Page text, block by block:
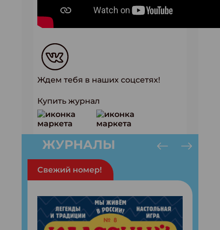
Ждем тебя в наших соцсетях!
Купить журнал
ЖУРНАЛЫ
Свежий номер!